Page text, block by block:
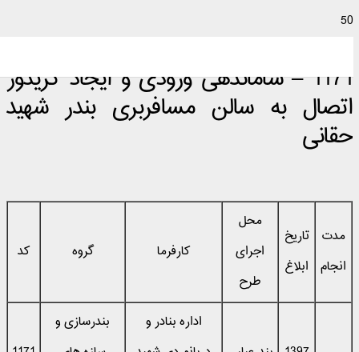
1171 – ساماندهی ورودی و ایجاد کریدور
اتصال به سالن مسافربری بندر شهید
حقانی
مدت
انجام
تاریخ
ابلاغ
محل
اجرای
طرح
کارفرما گروه کد
اداره بنادر و
بندرسازی و